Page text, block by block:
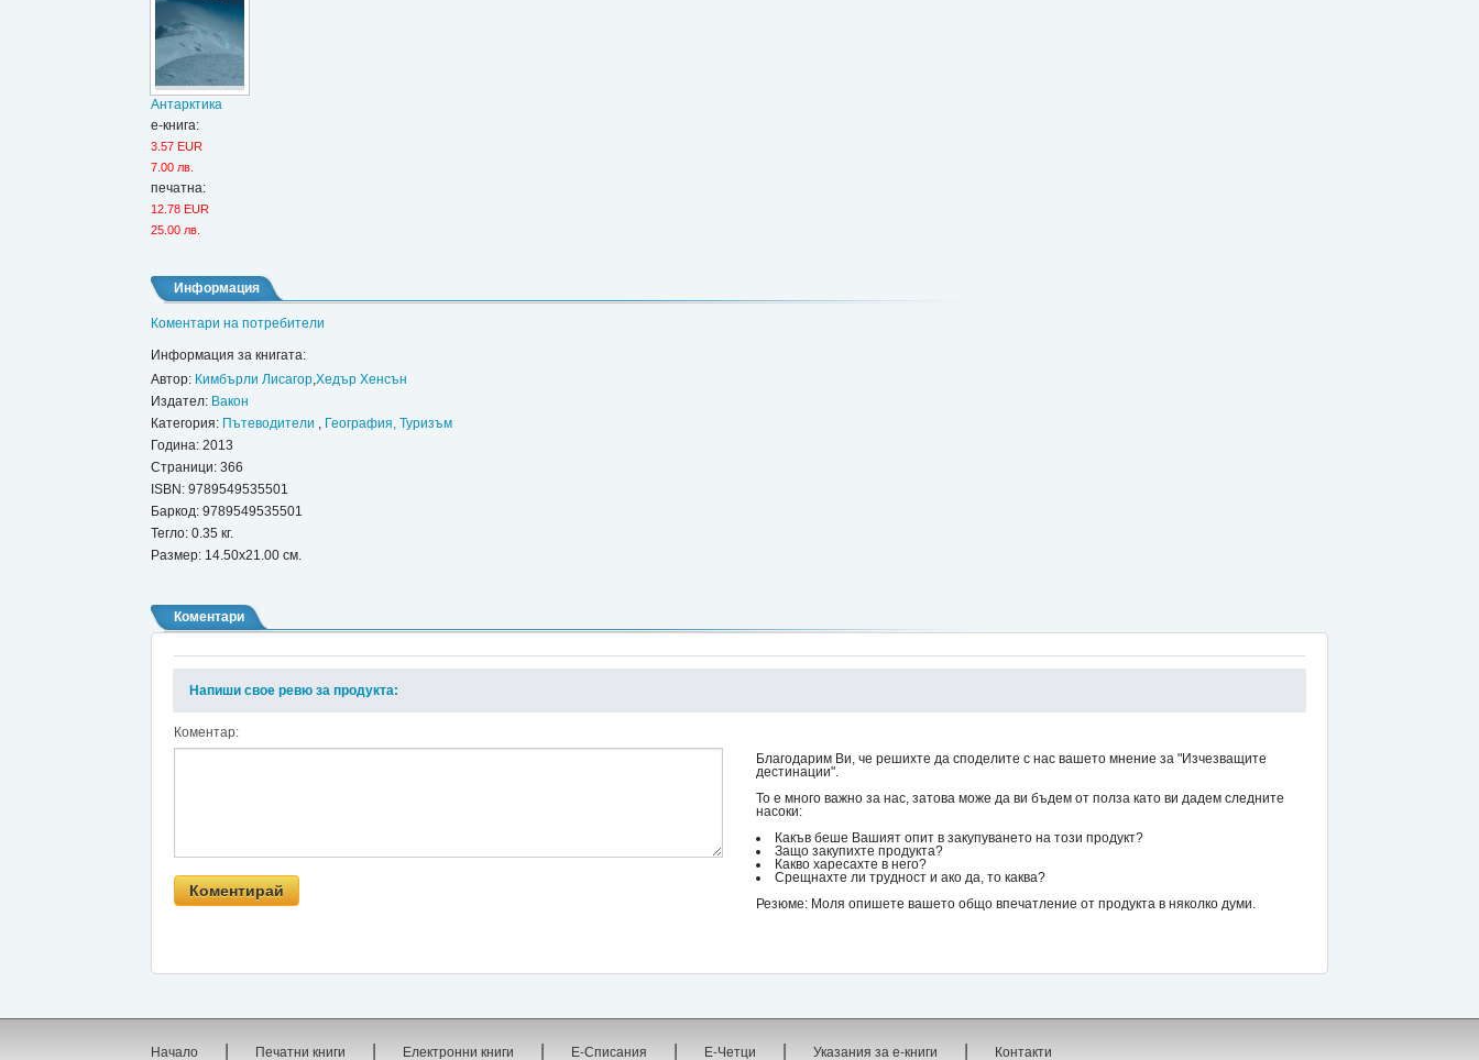
Антарктика
е-книга:
3.57 EUR
7.00 лв.
печатна:
12.78 EUR
25.00 лв.
Информация
Коментари на потребители
Информация за книгата:
Автор: Кимбърли Лисагор,Хедър Хенсън
Издател: Вакон
Категория: Пътеводители , География, Туризъм
Година: 2013
Страници: 366
ISBN: 9789549535501
Баркод: 9789549535501
Тегло: 0.35 кг.
Размер: 14.50x21.00 см.
Коментари
Напиши свое ревю за продукта:
Коментар:
Благодарим Ви, че решихте да споделите с нас вашето мнение за "Изчезващите
дестинации".
То е много важно за нас, затова може да ви бъдем от полза като ви дадем следните
насоки:
Какъв беше Вашият опит в закупуването на този продукт?
Защо закупихте продукта?
Какво харесахте в него?
Срещнахте ли трудност и ако да, то каква?
Резюме: Моля опишете вашето общо впечатление от продукта в няколко думи.
Начало | Печатни книги | Електронни книги | Е-Списания | Е-Четци | Указания за е-книги | Контакти